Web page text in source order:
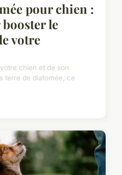
pour chien :
le
votre
chien et de son
terre de diatomée, ce